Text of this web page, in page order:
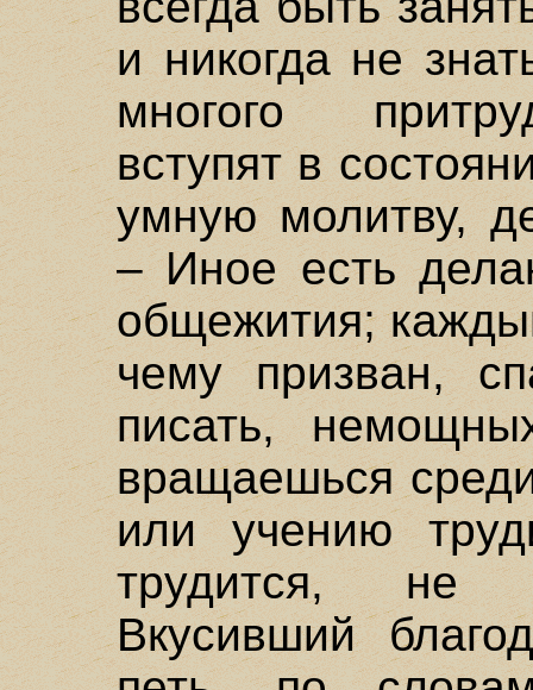
и никогда не
многого
вступят в
умную молитву,
– Иное есть
общежития;
чему призван,
писать,
вращаешься
или учению
трудится, не
Вкусивший